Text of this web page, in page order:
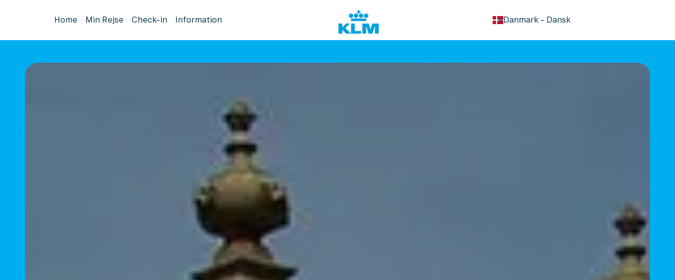
Home Min Rejse Check-in Information Danmark - Dansk
keyboard_arrow_down